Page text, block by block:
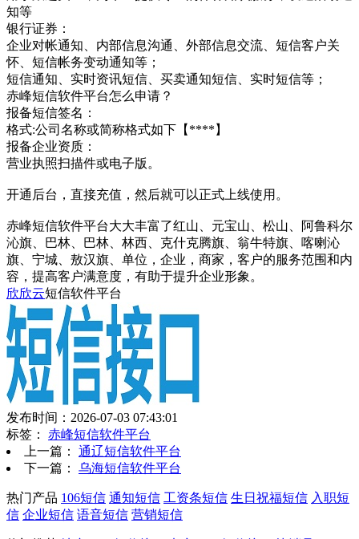
知等
银行证券：
企业对帐通知、内部信息沟通、外部信息交流、短信客户关
怀、短信帐务变动通知等；
短信通知、实时资讯短信、买卖通知短信、实时短信等；
赤峰短信软件平台怎么申请？
报备短信签名：
格式:公司名称或简称格式如下【****】
报备企业资质：
营业执照扫描件或电子版。
开通后台，直接充值，然后就可以正式上线使用。
赤峰短信软件平台大大丰富了红山、元宝山、松山、阿鲁科尔
沁旗、巴林、巴林、林西、克什克腾旗、翁牛特旗、喀喇沁
旗、宁城、敖汉旗、单位，企业，商家，客户的服务范围和内
容，提高客户满意度，有助于提升企业形象。
欣欣云短信软件平台
发布时间：2026-07-03 07:43:01
标签： 赤峰短信软件平台
上一篇： 通辽短信软件平台
下一篇： 乌海短信软件平台
热门产品 106短信 通知短信 工资条短信 生日祝福短信 入职短
信 企业短信 语音短信 营销短信